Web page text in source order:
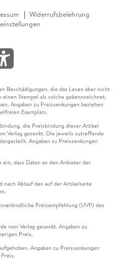
Widerrufsbelehrung
Beschädigungen, die das Lesen aber nicht
Stempel als solche gekennzeichnet.
Angaben zu Preissenkungen beziehen
Exemplars.
die Preisbindung dieser Artikel
Verlag gesenkt. Die jeweils zutreffende
Angaben zu Preissenkungen
dass Daten an den Anbieter der
nach Ablauf des auf der Artikelseite
Preisempfehlung (UVP) des
vom Verlag gesenkt. Angaben zu
Preis.
Angaben zu Preissenkungen